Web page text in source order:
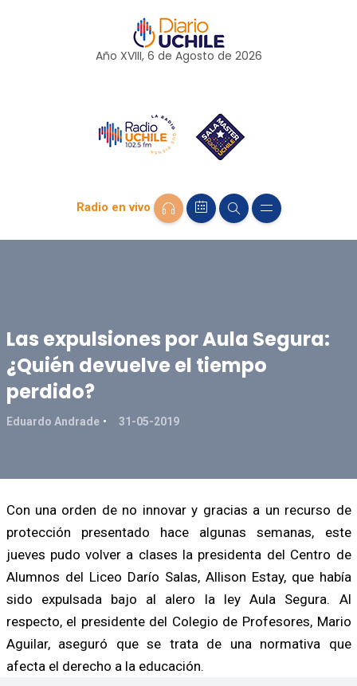
Año XVIII, 6 de Agosto de 2026
Radio en vivo
Las expulsiones por Aula Segura:
¿Quién devuelve el tiempo
perdido?
Eduardo Andrade 31-05-2019
Con una orden de no innovar y gracias a un recurso de
protección presentado hace algunas semanas, este
jueves pudo volver a clases la presidenta del Centro de
Alumnos del Liceo Darío Salas, Allison Estay, que había
sido expulsada bajo al alero la ley Aula Segura. Al
respecto, el presidente del Colegio de Profesores, Mario
Aguilar, aseguró que se trata de una normativa que
afecta el derecho a la educación.